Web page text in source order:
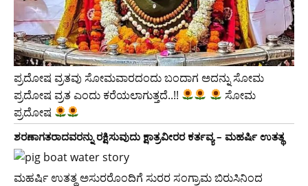
ಪ್ರದೋಷ ವ್ರತವು ಸೋಮವಾರದಂದು ಬಂದಾಗ ಅದನ್ನು ಸೋಮ
ಪ್ರದೋಷ ವ್ರತ ಎಂದು ಕರೆಯಲಾಗುತ್ತದೆ..!!
ಸೋಮ
ಪ್ರದೋಷ
ಶರಣಾಗತರಾದವರನ್ನು ರಕ್ಷಿಸುವುದು ಕ್ಷಾತ್ರವೀರರ ಕರ್ತವ್ಯ – ಮಹರ್ಷಿ ಉತತ್ಥ
ಮಹರ್ಷಿ ಉತತ್ಥ ಅಸುರರೊಂದಿಗೆ ಸುರರ ಸಂಗ್ರಾಮ ಬಿರುಸಿನಿಂದ